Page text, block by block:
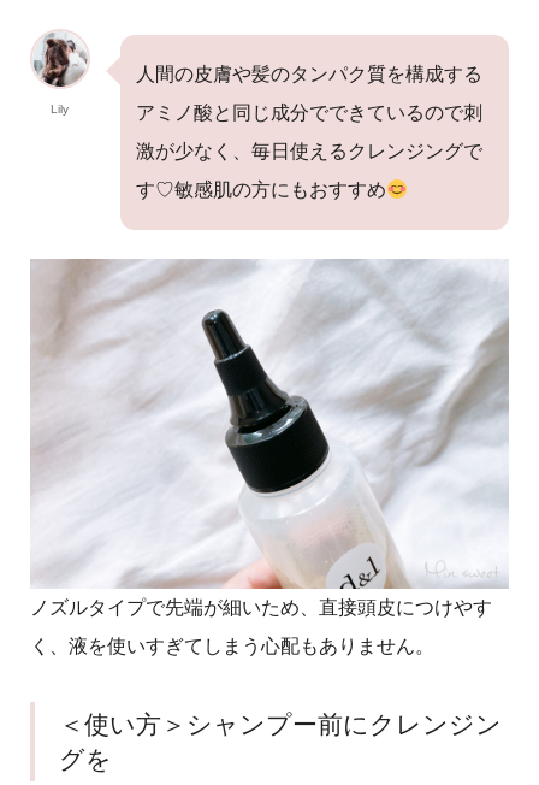
Lily
人間の皮膚や髪のタンパク質を構成する
アミノ酸と同じ成分でできているので刺
激が少なく、毎日使えるクレンジングで
す♡敏感肌の方にもおすすめ
ノズルタイプで先端が細いため、直接頭皮につけやす
く、液を使いすぎてしまう心配もありません。
＜使い方＞シャンプー前にクレンジン
グを